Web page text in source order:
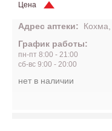
Цена
Адрес аптеки:
График работы:
пн-пт 8:00 - 21:00
сб-вс 9:00 - 20:00
нет в наличии